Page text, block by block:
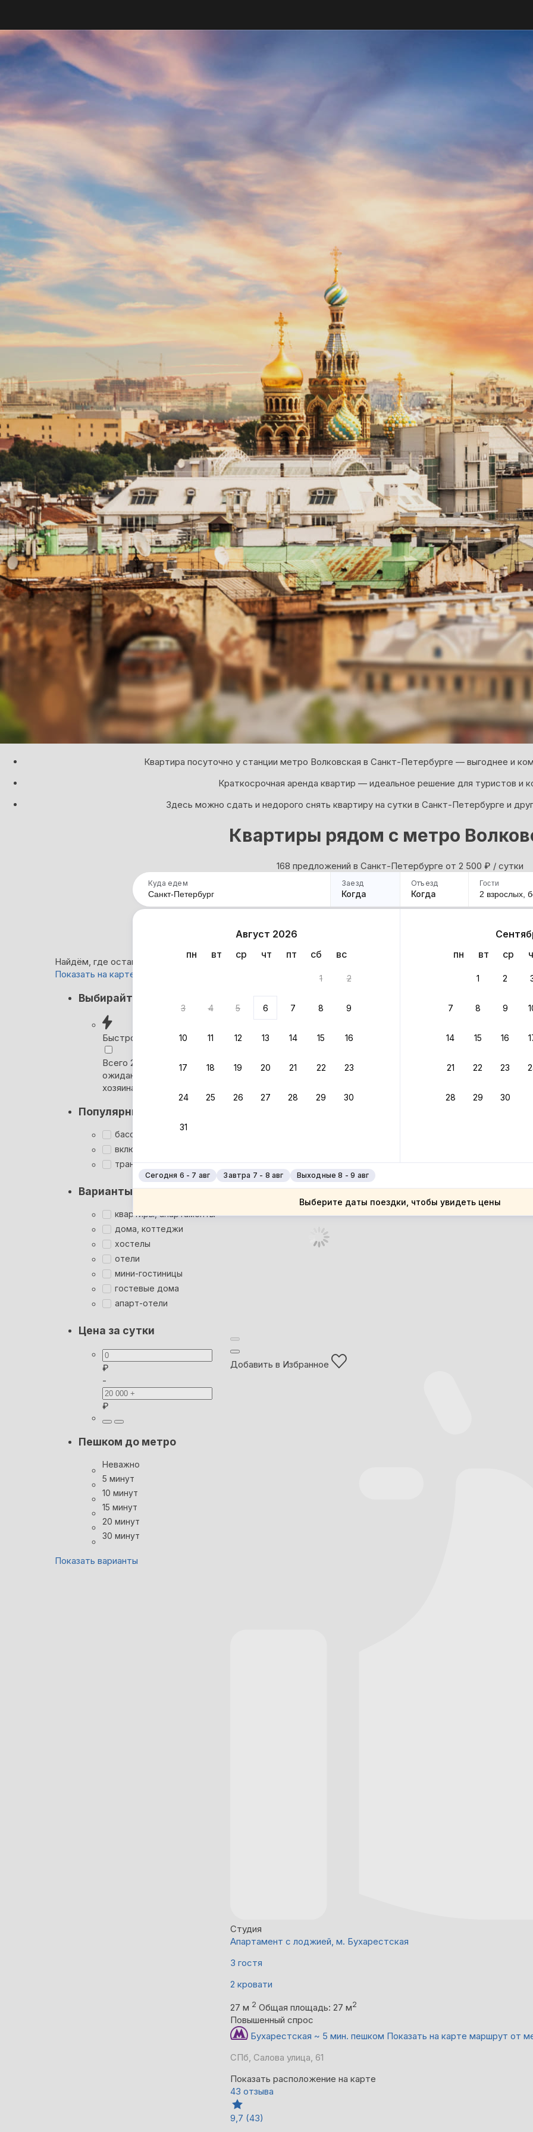
Квартира посуточно у станции метро Волковская в Санкт-Петербурге — выгоднее и
Краткосрочная аренда квартир — идеальное решение для туристов и
Здесь можно сдать и недорого снять квартиру на сутки в Санкт-Петербурге и
Квартиры рядом с метро
168 предложений в Санкт-Петербурге oт 2 500 ₽ / сутки
Куда едем Заезд
Когда
Отъезд
Когда
Август 2026
пн
вт ср чт пт сб вс
1 2
3 4 5 6 7 8 9
10 11 12 13 14 15 16
17 18 19 20 21 22 23
24 25 26 27 28 29 30
31
пн
вт ср
1 2
7 8 9
14 15 16
21 22 23
28 29 30
Сегодня 6 - 7 авг Завтра 7 - 8 авг Выходные 8 - 9 авг
Выберите даты поездки, чтобы увидеть цены
Гости
2 взрослых,
Найдём, где остановиться в Санкт-Петербурге: 168 вариантов
Показать на карте
Выбирайте лучшее
Быстрое бронирование
Всего 2 минуты, без
ожидания ответа от
хозяина
Популярные фильтры
бассейн
включён завтрак
трансфер
Варианты размещения
квартиры, апартаменты
дома, коттеджи
хостелы
отели
мини-гостиницы
гостевые дома
апарт-отели
Цена за сутки
₽
-
₽
Пешком до метро
Неважно
5 минут
10 минут
15 минут
20 минут
30 минут
Показать варианты
Вернём бонусами
Суперхозяин
Добавить в Избранное
Студия
Апартамент с лоджией, м. Бухарестская
3 гостя
2 кровати
27 м 2 Общая площадь: 27 м2
Повышенный спрос
Бухарестская ~ 5 мин. пешком Показать на карте маршрут от
СПб, Салова улица, 61
Показать расположение на карте
43 отзыва
9,7 (43)